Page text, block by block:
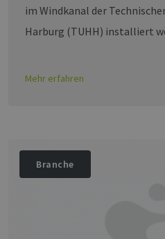
im Windkanal der
Harburg (TUHH) installiert
Mehr erfahren
Branche